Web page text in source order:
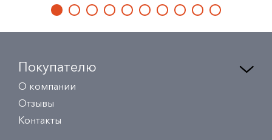
Покупателю
О компании
Отзывы
Контакты